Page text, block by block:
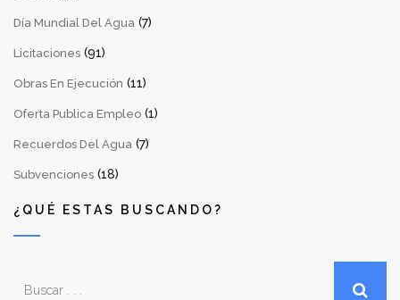
Día Mundial Del Agua (7)
Licitaciones (91)
Obras En Ejecución (11)
Oferta Publica Empleo (1)
Recuerdos Del Agua (7)
Subvenciones (18)
¿QUÉ ESTAS BUSCANDO?